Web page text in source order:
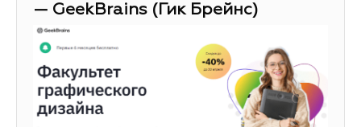
— GeekBrains (Гик Брейнс)